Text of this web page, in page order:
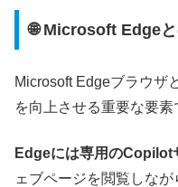
🌐 Microsoft Edge
Microsoft Edgeブラウザ
を向上させる重要な要素
Edgeには専用のCopilot
ェブページを閲覧しな